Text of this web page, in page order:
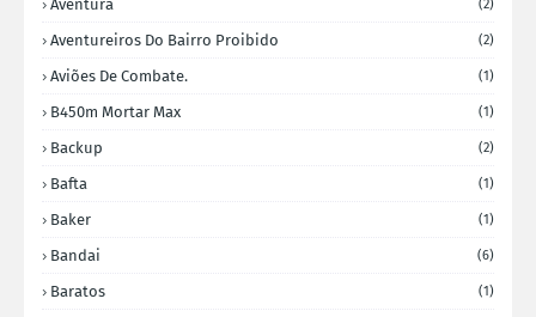
Aventura (2)
Aventureiros Do Bairro Proibido (2)
Aviões De Combate. (1)
B450m Mortar Max (1)
Backup (2)
Bafta (1)
Baker (1)
Bandai (6)
Baratos (1)